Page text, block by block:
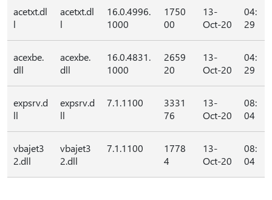
acetxt.dl
l
acetxt.dl
l
16.0.4996.
1000
1750
00
13-
Oct-20
04:
29
acexbe.
dll
acexbe.
dll
16.0.4831.
1000
2659
20
13-
Oct-20
04:
29
expsrv.d
ll
expsrv.d
ll
7.1.1100
3331
76
13-
Oct-20
08:
04
vbajet3
2.dll
vbajet3
2.dll
7.1.1100
1778
4
13-
Oct-20
08:
04